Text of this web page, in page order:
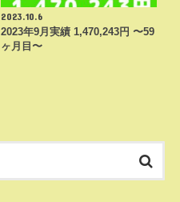
2023.10.6
2023年9月実績 1,470,243円 〜59
ヶ月目〜